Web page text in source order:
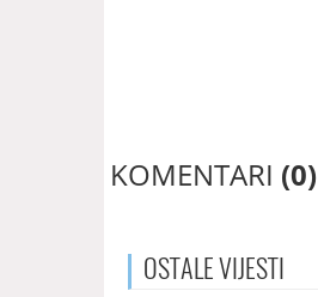
KOMENTARI (0)
OSTALEVIJESTI